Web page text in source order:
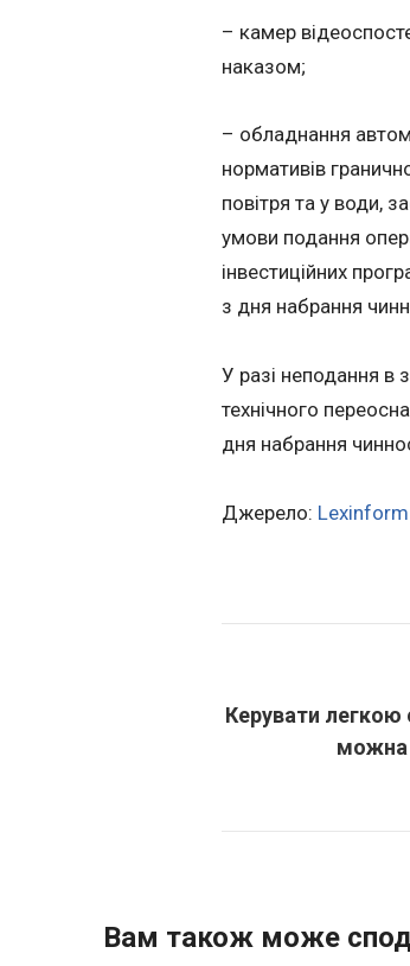
– камер
наказом;
– обладнання
нормативів
повітря та у води,
умови подання
інвестиційних
з дня набрання
У разі неподання в
технічного
дня набрання
Джерело: Lexinform
Керувати легкою
можна
Вам також може